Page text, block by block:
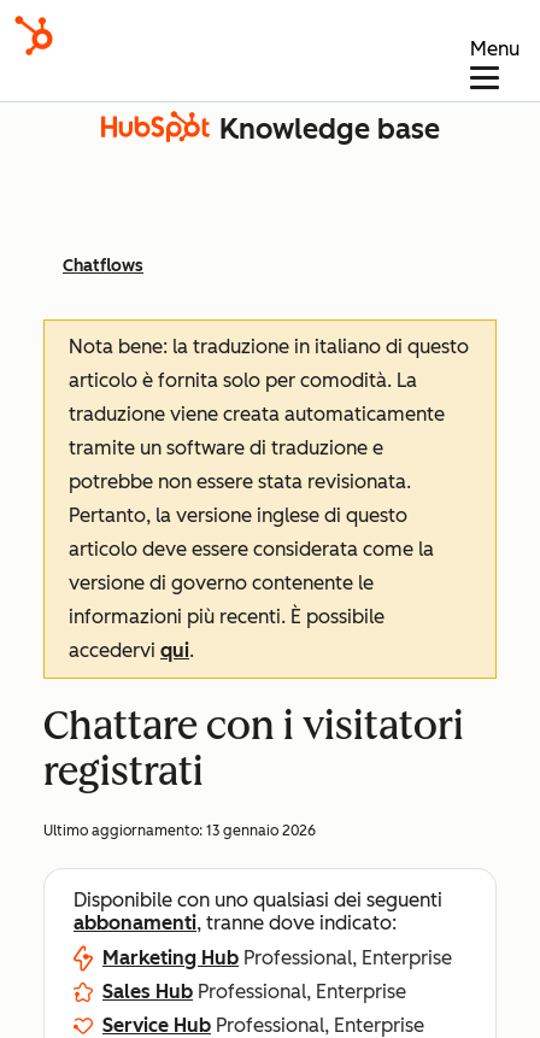
Menu
Knowledge base
Chatflows
Nota bene: la traduzione in italiano di questo
articolo è fornita solo per comodità. La
traduzione viene creata automaticamente
tramite un software di traduzione e
potrebbe non essere stata revisionata.
Pertanto, la versione inglese di questo
articolo deve essere considerata come la
versione di governo contenente le
informazioni più recenti. È possibile
accedervi qui.
Chattare con i visitatori
registrati
Ultimo aggiornamento: 13 gennaio 2026
Disponibile con uno qualsiasi dei seguenti
abbonamenti, tranne dove indicato:
Marketing Hub Professional, Enterprise
Sales Hub Professional, Enterprise
Service Hub Professional, Enterprise